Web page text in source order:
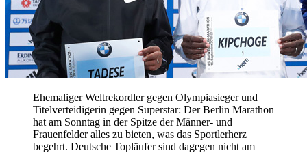
Ehemaliger Weltrekordler gegen Olympiasieger und
Titelverteidigerin gegen Superstar: Der Berlin Marathon
hat am Sonntag in der Spitze der Männer- und
Frauenfelder alles zu bieten, was das Sportlerherz
begehrt. Deutsche Topläufer sind dagegen nicht am